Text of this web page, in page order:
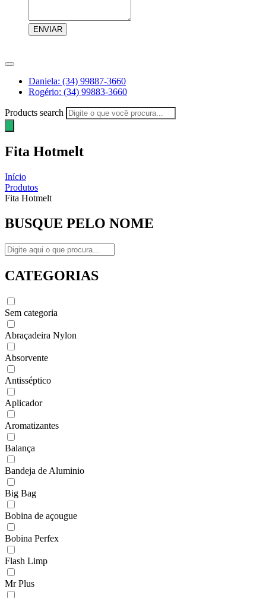
ENVIAR
Daniela: (34) 99887-3660
Rogério: (34) 99883-3660
Products search
Fita Hotmelt
Início
Produtos
Fita Hotmelt
BUSQUE PELO NOME
CATEGORIAS
Sem categoria
Abraçadeira Nylon
Absorvente
Antisséptico
Aplicador
Aromatizantes
Balança
Bandeja de Aluminio
Big Bag
Bobina de açougue
Bobina Perfex
Flash Limp
Mr Plus